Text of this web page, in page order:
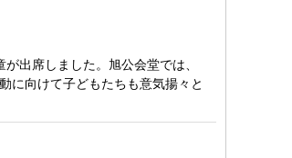
出席しました。旭公会堂では、
に向けて子どもたちも意気揚々と